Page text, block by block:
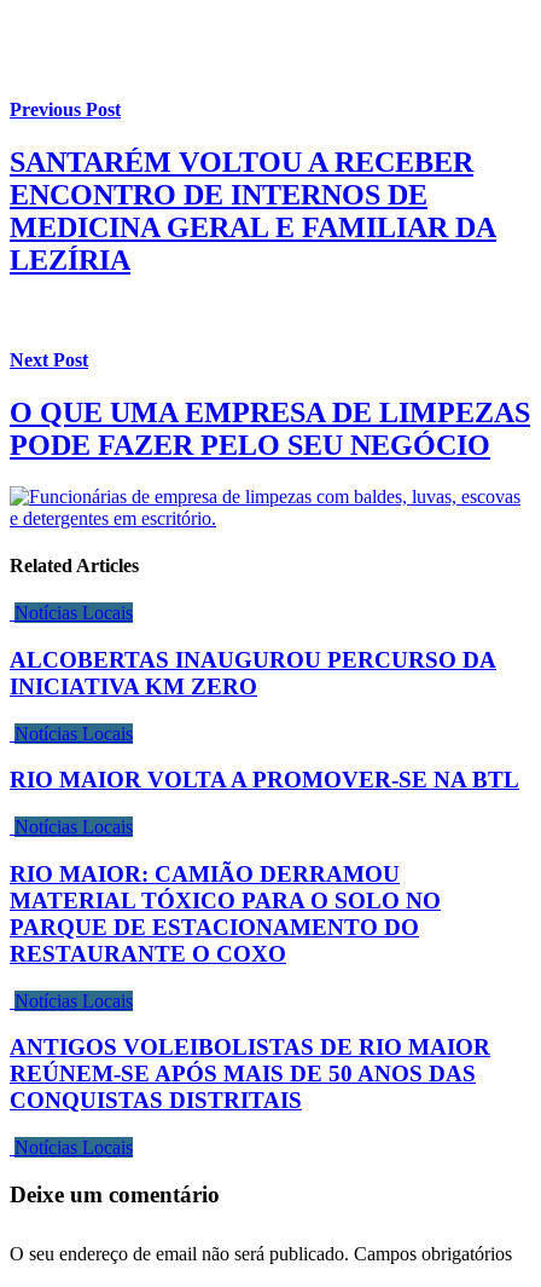
Previous Post
SANTARÉM VOLTOU A RECEBER
ENCONTRO DE INTERNOS DE
MEDICINA GERAL E FAMILIAR DA
LEZÍRIA
Next Post
O QUE UMA EMPRESA DE LIMPEZAS
PODE FAZER PELO SEU NEGÓCIO
Related Articles
Notícias Locais
ALCOBERTAS INAUGUROU PERCURSO DA
INICIATIVA KM ZERO
Notícias Locais
RIO MAIOR VOLTA A PROMOVER-SE NA BTL
Notícias Locais
RIO MAIOR: CAMIÃO DERRAMOU
MATERIAL TÓXICO PARA O SOLO NO
PARQUE DE ESTACIONAMENTO DO
RESTAURANTE O COXO
Notícias Locais
ANTIGOS VOLEIBOLISTAS DE RIO MAIOR
REÚNEM-SE APÓS MAIS DE 50 ANOS DAS
CONQUISTAS DISTRITAIS
Notícias Locais
Deixe um comentário
O seu endereço de email não será publicado. Campos obrigatórios